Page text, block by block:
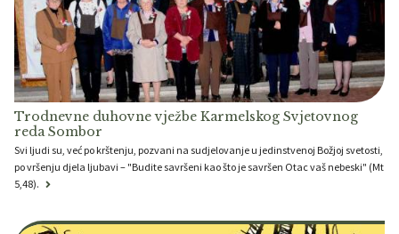
Trodnevne duhovne vježbe Karmelskog Svjetovnog
reda Sombor
Svi ljudi su, već po krštenju, pozvani na sudjelovanje u jedinstvenoj Božjoj svetosti,
po vršenju djela ljubavi – "Budite savršeni kao što je savršen Otac vaš nebeski" (Mt
5,48).